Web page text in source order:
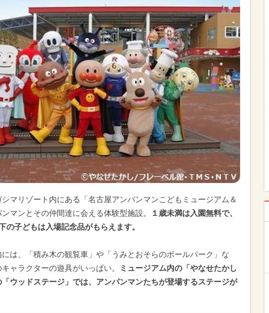
マリゾート内にある「名古屋アンパンマンこどもミュージアム＆
マンとその仲間達に会える体験型施設。
１歳未満は入園無料で、
の子どもは入場記念品がもらえます。
は、「積み木の観覧車」や「うみとおそらのボールパーク」な
ャラクターの遊具がいっぱい。
ミュージアム内の「やなせたかし
ウッドステージ」では、アンパンマンたちが登場するステージが